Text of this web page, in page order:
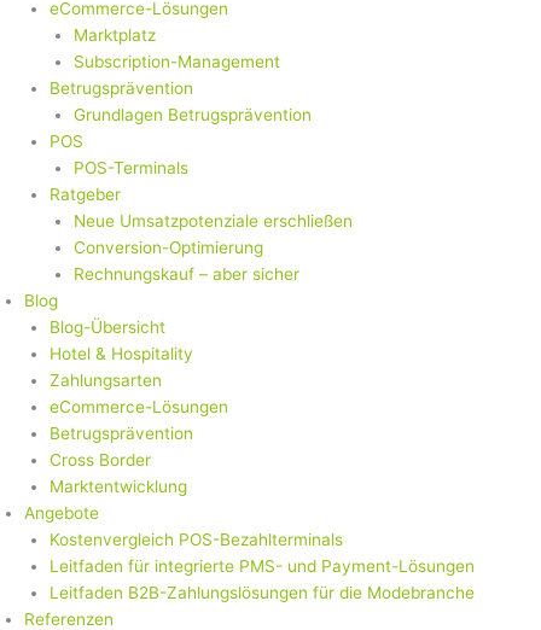
eCommerce-Lösungen
Marktplatz
Subscription-Management
Betrugsprävention
Grundlagen Betrugsprävention
POS
POS-Terminals
Ratgeber
Neue Umsatzpotenziale erschließen
Conversion-Optimierung
Rechnungskauf – aber sicher
Blog
Blog-Übersicht
Hotel & Hospitality
Zahlungsarten
eCommerce-Lösungen
Betrugsprävention
Cross Border
Marktentwicklung
Angebote
Kostenvergleich POS-Bezahlterminals
Leitfaden für integrierte PMS- und Payment-Lösungen
Leitfaden B2B-Zahlungslösungen für die Modebranche
Referenzen